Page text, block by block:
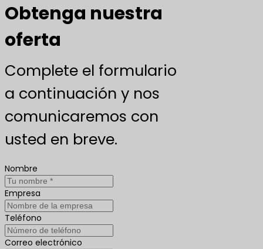
Obtenga nuestra
oferta
Complete el formulario
a continuación y nos
comunicaremos con
usted en breve.
Nombre
Empresa
Teléfono
Correo electrónico